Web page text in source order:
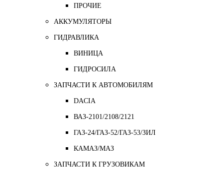
ПРОЧИЕ
АККУМУЛЯТОРЫ
ГИДРАВЛИКА
ВИНИЦА
ГИДРОСИЛА
ЗАПЧАСТИ К АВТОМОБИЛЯМ
DACIA
ВАЗ-2101/2108/2121
ГАЗ-24/ГАЗ-52/ГАЗ-53/ЗИЛ
КАМАЗ/МАЗ
ЗАПЧАСТИ К ГРУЗОВИКАМ